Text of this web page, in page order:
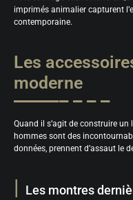
imprimés animalier capturent
contemporaine.
Les
moderne
Quand il s’agit de construire
hommes sont des
données, prennent d’assaut le
Les montres